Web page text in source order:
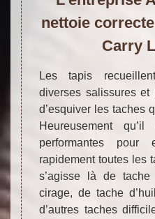
nettoie
Carry
Les tapis
diverses salissures
d’esquiver les taches
Heureusement
performantes pour
rapidement toutes les
s’agisse là de
cirage, de tache
d’autres taches